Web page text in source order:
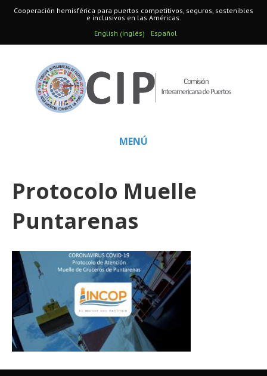
Cooperación hemisférica para puertos competitivos, seguros, sostenibles
e inclusivos en las Américas.
English (Inglés) Español
MENÚ
Protocolo Muelle
Puntarenas